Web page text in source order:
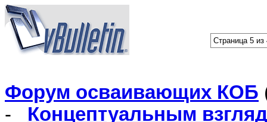
Страница 5 из
Форум осваивающих КОБ
- Концептуальным